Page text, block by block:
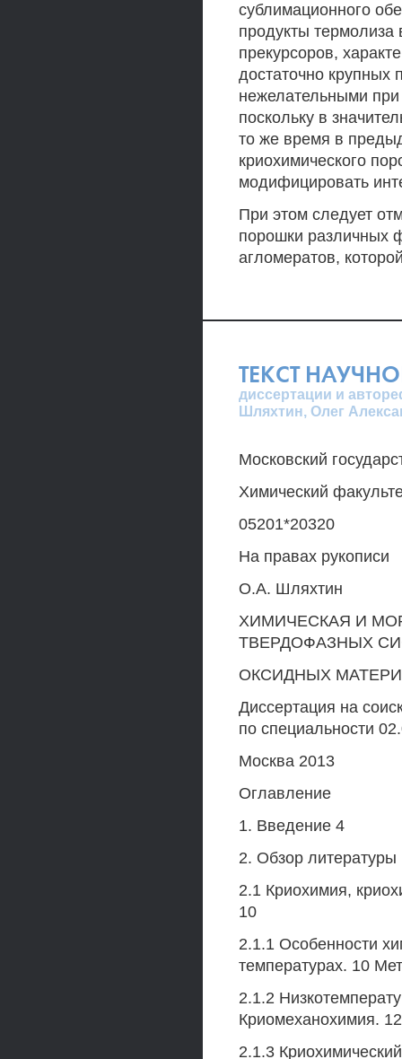
сублимационного
продукты
прекурсоров,
достаточно крупных
нежелательными при
поскольку в
то же время в
криохимического
модифицировать
При этом следует
порошки различных
агломератов,
ТЕКСТ
диссертации и
Шляхтин, Олег
Московский
Химический
05201*20320
На правах рукописи
O.A. Шляхтин
ХИМИЧЕСКАЯ И
ТВЕРДОФАЗНЫХ
ОКСИДНЫХ
Диссертация на
по специальности
Москва 2013
Оглавление
1. Введение 4
2. Обзор литературы
2.1 Криохимия,
10
2.1.1 Особенности
температурах. 10
2.1.2
Криомеханохимия. 12
2.1.3